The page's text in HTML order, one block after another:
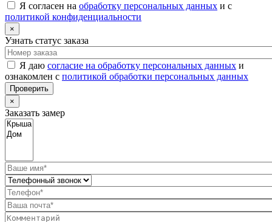
Я согласен на обработку персональных данных и с
политикой конфиденциальности
×
Узнать статус заказа
Я даю согласие на обработку персональных данных и
ознакомлен с политикой обработки персональных данных
Проверить
×
Заказать замер